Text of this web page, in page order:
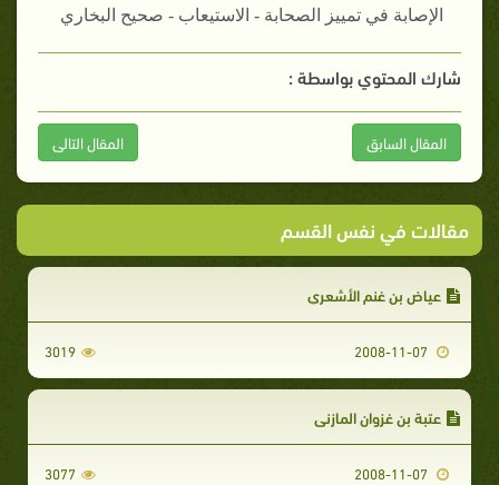
الإصابة في تمييز الصحابة - الاستيعاب - صحيح البخاري
شارك المحتوي بواسطة :
المقال السابق المقال التالى
مقالات في نفس القسم
عياض بن غنم الأشعري
3019
عتبة بن غزوان المازني
3077